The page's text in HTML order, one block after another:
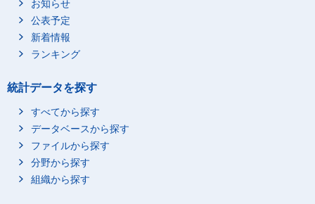
お知らせ
公表予定
新着情報
ランキング
統計データを探す
すべてから探す
データベースから探す
ファイルから探す
分野から探す
組織から探す